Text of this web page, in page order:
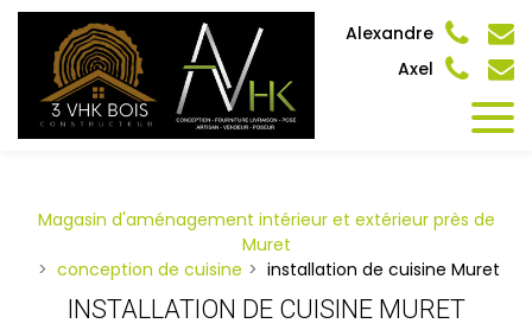
Alexandre
Axel
Magasin d'aménagement intérieur et extérieur près de
Muret
conception de cuisine
installation de cuisine Muret
INSTALLATION DE CUISINE MURET
Panneau de gestion des cookies